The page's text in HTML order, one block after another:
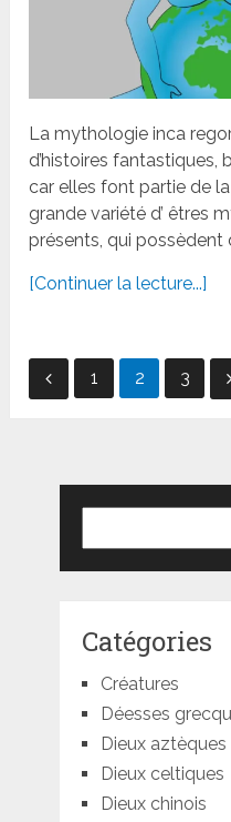
La mythologie inca
d’histoires fantastiques,
car elles font partie de
grande variété d’ êtres
présents, qui possèdent
[Continuer la lecture...]
Pagination
des
1 2 3
Catégories
Créatures
Déesses
Dieux aztèques
Dieux celtiques
Dieux chinois